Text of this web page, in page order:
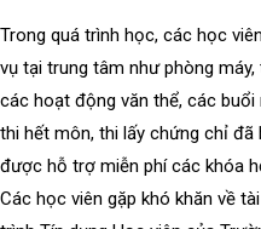
Trong quá trình học, các học
vụ tại trung tâm như phòng
các hoạt động văn thể, các
thi hết môn, thi lấy chứng chỉ
được hỗ trợ miễn phí các khóa
Các học viên gặp khó khăn về